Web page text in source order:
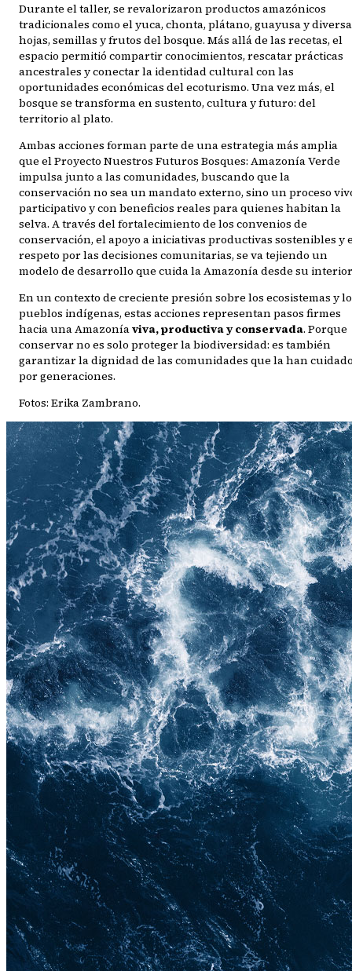
Durante el taller, se revalorizaron productos amazónicos
tradicionales como el yuca, chonta, plátano, guayusa y
hojas, semillas y frutos del bosque. Más allá de las recetas, el
espacio permitió compartir conocimientos, rescatar prácticas
ancestrales y conectar la identidad cultural con las
oportunidades económicas del ecoturismo. Una vez más, el
bosque se transforma en sustento, cultura y futuro: del
territorio al plato.
Ambas acciones forman parte de una estrategia más amplia
que el Proyecto Nuestros Futuros Bosques: Amazonía Verde
impulsa junto a las comunidades, buscando que la
conservación no sea un mandato externo, sino un proceso
participativo y con beneficios reales para quienes habitan la
selva. A través del fortalecimiento de los convenios de
conservación, el apoyo a iniciativas productivas sostenibles y
respeto por las decisiones comunitarias, se va tejiendo un
modelo de desarrollo que cuida la Amazonía desde su
En un contexto de creciente presión sobre los ecosistemas y
pueblos indígenas, estas acciones representan pasos firmes
hacia una Amazoníaviva, productiva y conservada. Porque
conservar no es solo proteger la biodiversidad: es también
garantizar la dignidad de las comunidades que la han
por generaciones.
Fotos: Erika Zambrano.